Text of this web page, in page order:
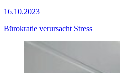
16.10.2023
Bürokratie verursacht Stress